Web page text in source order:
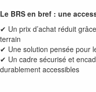
Le BRS en bref : une
✔ Un prix d’achat réduit
terrain
✔ Une solution pensée pour
✔ Un cadre sécurisé et
durablement accessibles